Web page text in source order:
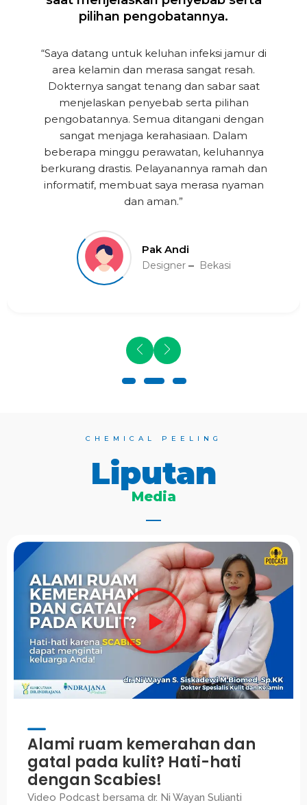
pilihan pengobatannya.
“Saya datang untuk keluhan infeksi jamur di
area kelamin dan merasa sangat resah.
Dokternya sangat tenang dan sabar saat
menjelaskan penyebab serta pilihan
pengobatannya. Semua ditangani dengan
sangat menjaga kerahasiaan. Dalam
beberapa minggu perawatan, keluhannya
berkurang drastis. Pelayanannya ramah dan
informatif, membuat saya merasa nyaman
dan aman.”
Pak Andi
Designer Bekasi
CHEMICAL PEELING
Liputan
Media
Alami ruam kemerahan dan
gatal pada kulit? Hati-hati
dengan Scabies!
Video Podcast bersama dr. Ni Wayan Sulianti